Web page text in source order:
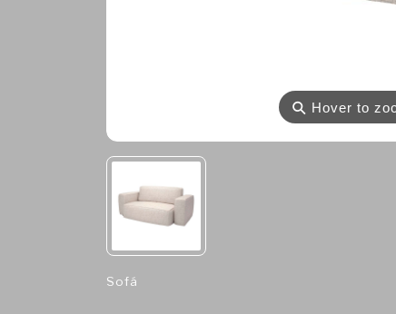
⚲ Hover to
Sofá